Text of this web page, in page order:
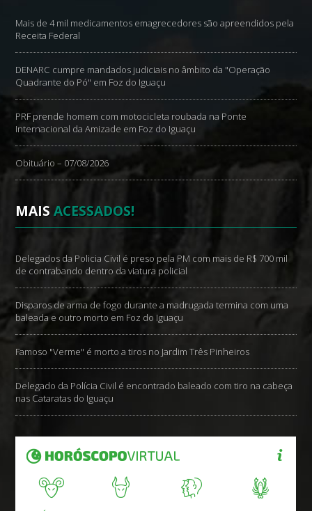
Mais de 4 mil medicamentos emagrecedores são apreendidos pela
Receita Federal
DENARC cumpre mandados judiciais no âmbito da "Operação
Quadrante do Pó" em Foz do Iguaçu
PRF prende homem com motocicleta roubada na Ponte
Internacional da Amizade em Foz do Iguaçu
Obituário – 07/08/2026
MAISACESSADOS!
Delegados da Policia Civil é preso pela PM com mais de R$ 700 mil
de contrabando dentro da viatura policial
Disparos de arma de fogo durante a madrugada termina com uma
baleada e outro morto em Foz do Iguaçu
Famoso "Verme" é morto a tiros no Jardim Três Pinheiros
Delegado da Polícia Civil é encontrado baleado com tiro na cabeça
nas Cataratas do Iguaçu